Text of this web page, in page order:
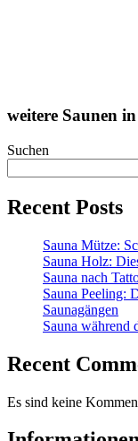
weitere Saunen
Suchen
Recent Posts
Sauna Mütze:
Sauna Holz:
Sauna nach
Sauna Peeling:
Saunagängen
Sauna während
Recent
Es sind keine